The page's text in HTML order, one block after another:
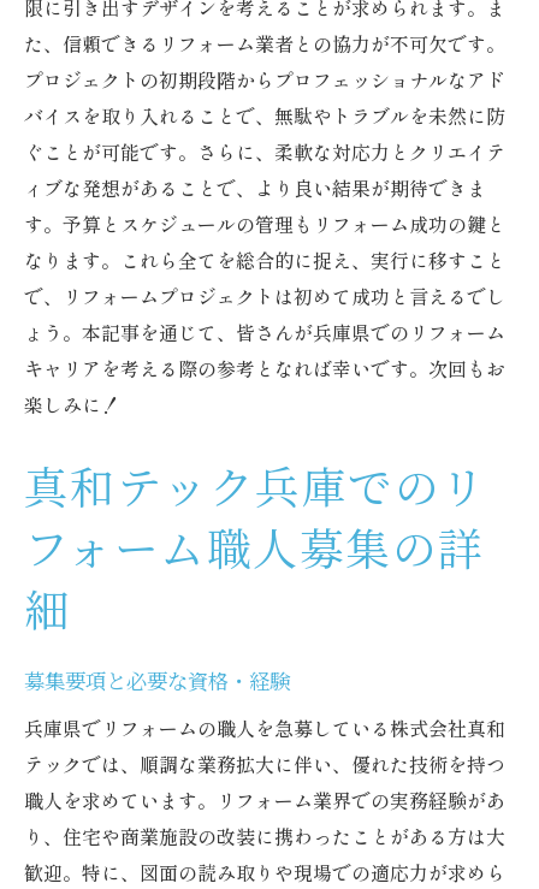
限に引き出すデザインを考えることが求められます。ま
た、信頼できるリフォーム業者との協力が不可欠です。
プロジェクトの初期段階からプロフェッショナルなアド
バイスを取り入れることで、無駄やトラブルを未然に防
ぐことが可能です。さらに、柔軟な対応力とクリエイテ
ィブな発想があることで、より良い結果が期待できま
す。予算とスケジュールの管理もリフォーム成功の鍵と
なります。これら全てを総合的に捉え、実行に移すこと
で、リフォームプロジェクトは初めて成功と言えるでし
ょう。本記事を通じて、皆さんが兵庫県でのリフォーム
キャリアを考える際の参考となれば幸いです。次回もお
楽しみに！
真和テック兵庫でのリ
フォーム職人募集の詳
細
募集要項と必要な資格・経験
兵庫県でリフォームの職人を急募している株式会社真和
テックでは、順調な業務拡大に伴い、優れた技術を持つ
職人を求めています。リフォーム業界での実務経験があ
り、住宅や商業施設の改装に携わったことがある方は大
歓迎。特に、図面の読み取りや現場での適応力が求めら